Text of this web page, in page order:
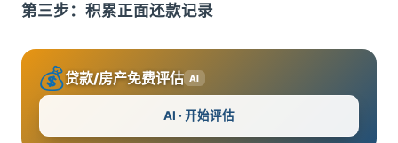
第三步：积累正面还款记录
💰贷款/房产免费评估 AI
AI · 开始评估